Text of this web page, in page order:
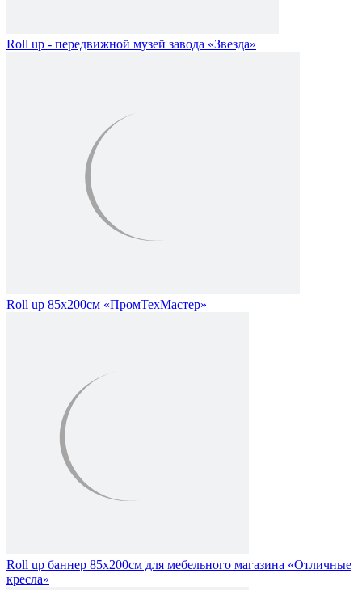
Roll up - передвижной музей завода «Звезда»
Roll up 85х200см «ПромТехМастер»
Roll up баннер 85х200см для мебельного магазина «Отличные
кресла»